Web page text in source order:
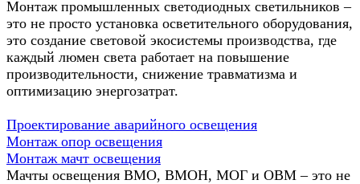
Монтаж промышленных светодиодных светильников –
это не просто установка осветительного оборудования,
это создание световой экосистемы производства, где
каждый люмен света работает на повышение
производительности, снижение травматизма и
оптимизацию энергозатрат.
Проектирование аварийного освещения
Монтаж опор освещения
Монтаж мачт освещения
Мачты освещения ВМО, ВМОН, МОГ и ОВМ – это не